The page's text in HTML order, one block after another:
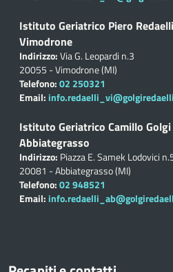
Istituto Geriatrico Piero Redaelli
Vimodrone
Indirizzo:Via G. Leopardi n.3
20055 - Vimodrone (MI)
Telefono:02 250321
Email:
Istituto Geriatrico Camillo Golgi
Abbiategrasso
Indirizzo: Piazza E. Samek Lodovici
20081 - Abbiategrasso (MI)
Telefono:02 948521
Email: